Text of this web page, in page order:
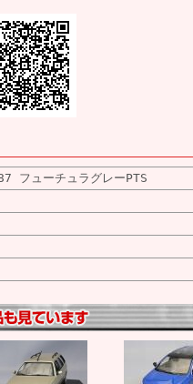
ューチュラグレーPTS